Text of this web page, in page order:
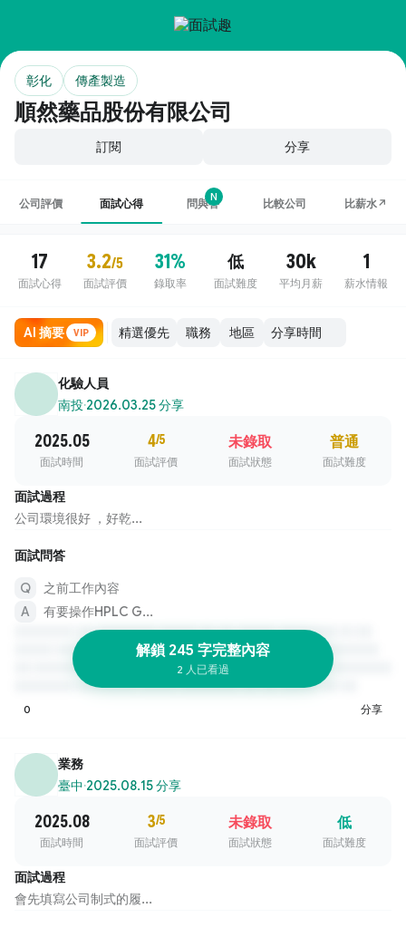
順然藥品股份有限公司
彰化 傳產製造
訂閱 分享
公司評價 面試心得 問與答
N
比較公司 比薪水↗
17
面試心得
3.2/5
面試評價
31%
錄取率
低
面試難度
30k
平均月薪
1
薪水情報
AI 摘要 VIP 職務 地區
化驗人員
南投·2026.03.25 分享
2025.05
面試時間
4/5
面試評價
未錄取
面試狀態
普通
面試難度
面試過程
公司環境很好 ，好乾...
面試問答
之前工作內容
有要操作HPLC G...
解鎖 245 字完整內容
2 人已看過
0 分享
業務
臺中·2025.08.15 分享
2025.08
面試時間
3/5
面試評價
未錄取
面試狀態
低
面試難度
面試過程
會先填寫公司制式的履...